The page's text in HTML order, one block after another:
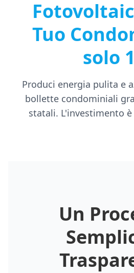
Tuo
solo
Produci energia pulita e
bollette condominiali
statali. L'investimento
Un